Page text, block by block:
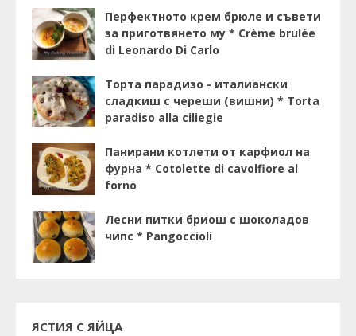
Перфектното крем брюле и съвети
за приготвянето му * Crème brulée
di Leonardo Di Carlo
Торта парадизо - италиански
сладкиш с череши (вишни) * Torta
paradiso alla ciliegie
Панирани котлети от карфиол на
фурна * Cotolette di cavolfiore al
forno
Лесни питки бриош с шоколадов
чипс * Pangoccioli
ЯСТИЯ С ЯЙЦА